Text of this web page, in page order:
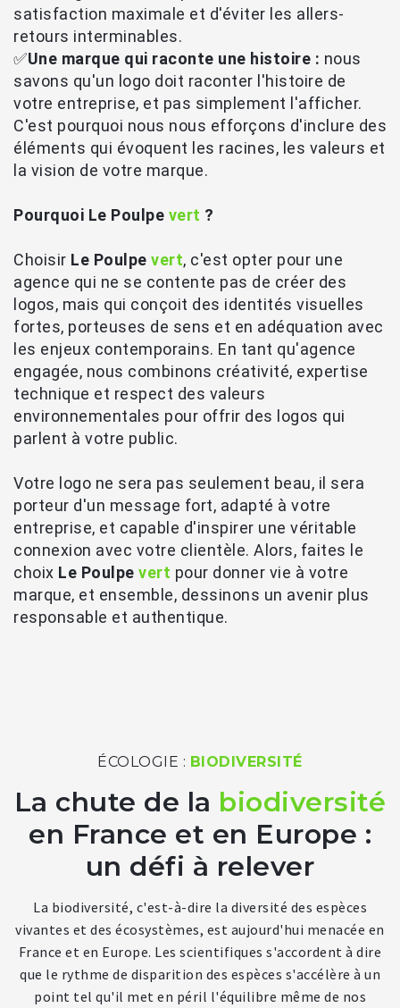
satisfaction maximale et d'éviter les allers-
retours interminables.
✅Une marque qui raconte une histoire : nous
savons qu'un logo doit raconter l'histoire de
votre entreprise, et pas simplement l'afficher.
C'est pourquoi nous nous efforçons d'inclure des
éléments qui évoquent les racines, les valeurs et
la vision de votre marque.
Pourquoi Le Poulpe vert ?
Choisir Le Poulpe vert, c'est opter pour une
agence qui ne se contente pas de créer des
logos, mais qui conçoit des identités visuelles
fortes, porteuses de sens et en adéquation avec
les enjeux contemporains. En tant qu'agence
engagée, nous combinons créativité, expertise
technique et respect des valeurs
environnementales pour offrir des logos qui
parlent à votre public.
Votre logo ne sera pas seulement beau, il sera
porteur d'un message fort, adapté à votre
entreprise, et capable d'inspirer une véritable
connexion avec votre clientèle. Alors, faites le
choix Le Poulpe vert pour donner vie à votre
marque, et ensemble, dessinons un avenir plus
responsable et authentique.
ÉCOLOGIE : BIODIVERSITÉ
La chute de la biodiversité
en France et en Europe :
un défi à relever
La biodiversité, c'est-à-dire la diversité des espèces
vivantes et des écosystèmes, est aujourd'hui menacée en
France et en Europe. Les scientifiques s'accordent à dire
que le rythme de disparition des espèces s'accélère à un
point tel qu'il met en péril l'équilibre même de nos